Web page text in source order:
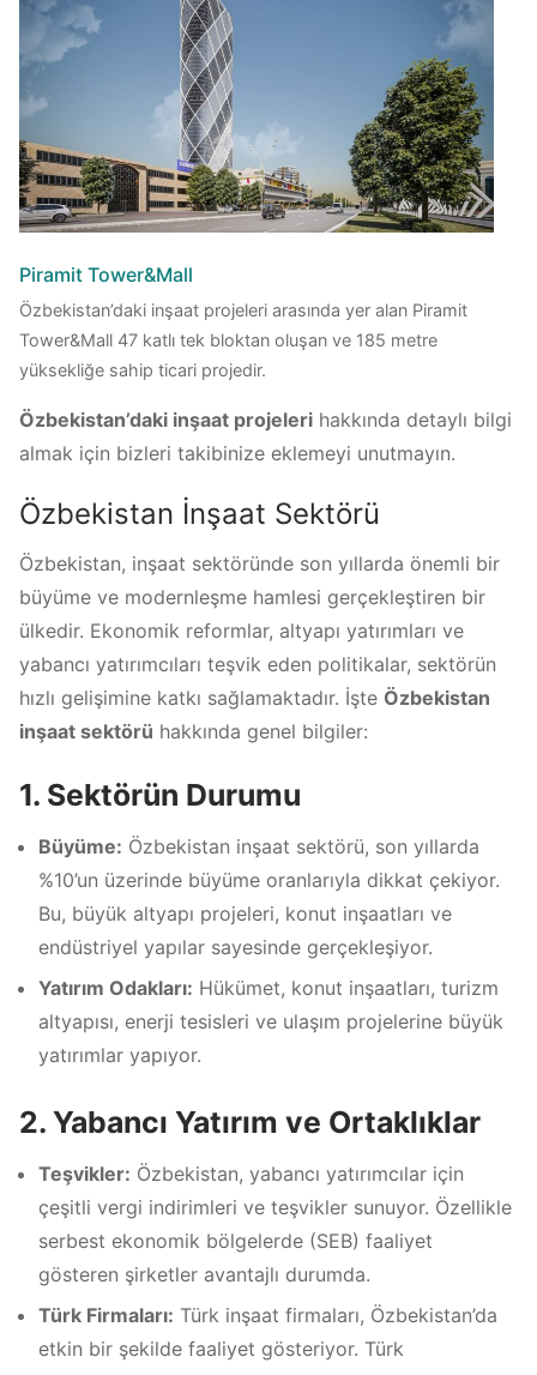
Piramit Tower&Mall
Özbekistan’daki inşaat projeleri arasında yer alan Piramit
Tower&Mall 47 katlı tek bloktan oluşan ve 185 metre
yüksekliğe sahip ticari projedir.
Özbekistan’daki inşaat projeleri hakkında detaylı bilgi
almak için bizleri takibinize eklemeyi unutmayın.
Özbekistan İnşaat Sektörü
Özbekistan, inşaat sektöründe son yıllarda önemli bir
büyüme ve modernleşme hamlesi gerçekleştiren bir
ülkedir. Ekonomik reformlar, altyapı yatırımları ve
yabancı yatırımcıları teşvik eden politikalar, sektörün
hızlı gelişimine katkı sağlamaktadır. İşte Özbekistan
inşaat sektörü hakkında genel bilgiler:
1. Sektörün Durumu
Büyüme: Özbekistan inşaat sektörü, son yıllarda
%10’un üzerinde büyüme oranlarıyla dikkat çekiyor.
Bu, büyük altyapı projeleri, konut inşaatları ve
endüstriyel yapılar sayesinde gerçekleşiyor.
Yatırım Odakları: Hükümet, konut inşaatları, turizm
altyapısı, enerji tesisleri ve ulaşım projelerine büyük
yatırımlar yapıyor.
2. Yabancı Yatırım ve Ortaklıklar
Teşvikler: Özbekistan, yabancı yatırımcılar için
çeşitli vergi indirimleri ve teşvikler sunuyor. Özellikle
serbest ekonomik bölgelerde (SEB) faaliyet
gösteren şirketler avantajlı durumda.
Türk Firmaları: Türk inşaat firmaları, Özbekistan’da
etkin bir şekilde faaliyet gösteriyor. Türk